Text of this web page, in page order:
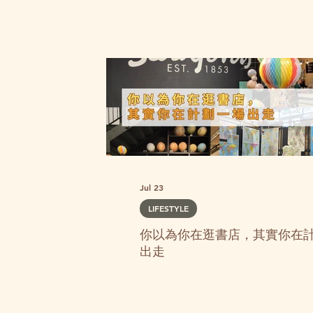
你以為你在逛書店，其實你在
出走
LIFESTYLE
Jul 23